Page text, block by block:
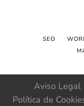
SEO
Aviso Legal
Política de